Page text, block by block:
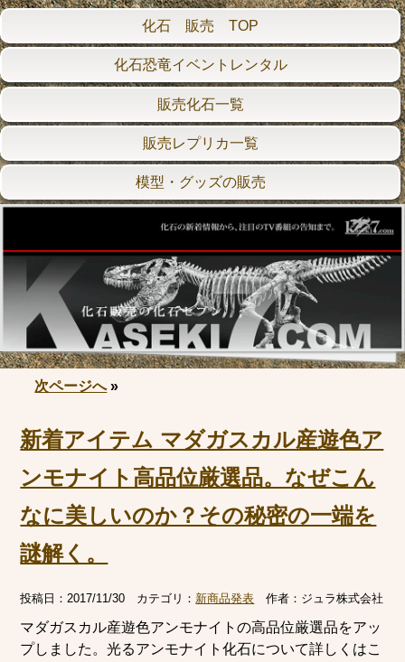
化石 販売 TOP
化石恐竜イベントレンタル
販売化石一覧
販売レプリカ一覧
模型・グッズの販売
次ページへ»
新着アイテム マダガスカル産遊色ア
ンモナイト高品位厳選品。なぜこん
なに美しいのか？その秘密の一端を
謎解く。
投稿日：2017/11/30 カテゴリ： 新商品発表 作者： ジュラ株式会社
マダガスカル産遊色アンモナイトの高品位厳選品をアッ
プしました。光るアンモナイト化石について詳しくはこ